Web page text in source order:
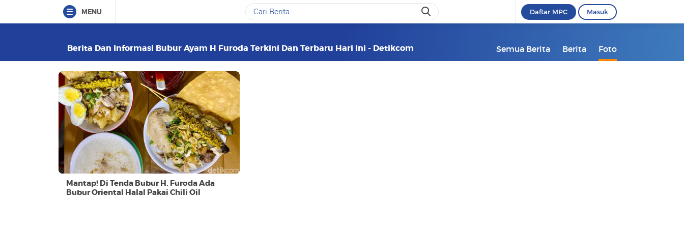
MENU Daftar MPC Masuk
Berita Dan Informasi Bubur Ayam H Furoda Terkini Dan Terbaru Hari Ini - Detikcom Semua Berita Berita Foto
Mantap! Di Tenda Bubur H. Furoda Ada
Bubur Oriental Halal Pakai Chili Oil